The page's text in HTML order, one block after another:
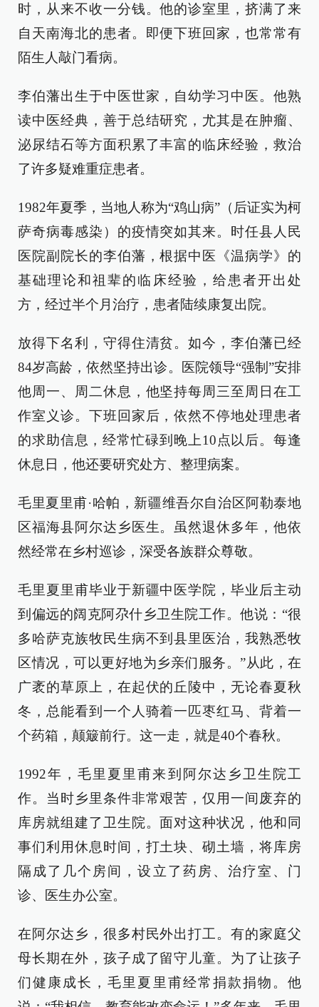
时，从来不收一分钱。他的诊室里，挤满了来
自天南海北的患者。即便下班回家，也常常有
陌生人敲门看病。
李伯藩出生于中医世家，自幼学习中医。他熟
读中医经典，善于总结研究，尤其是在肿瘤、
泌尿结石等方面积累了丰富的临床经验，救治
了许多疑难重症患者。
1982年夏季，当地人称为“鸡山病”（后证实为柯
萨奇病毒感染）的疫情突如其来。时任县人民
医院副院长的李伯藩，根据中医《温病学》的
基础理论和祖辈的临床经验，给患者开出处
方，经过半个月治疗，患者陆续康复出院。
放得下名利，守得住清贫。如今，李伯藩已经
84岁高龄，依然坚持出诊。医院领导“强制”安排
他周一、周二休息，他坚持每周三至周日在工
作室义诊。下班回家后，依然不停地处理患者
的求助信息，经常忙碌到晚上10点以后。每逢
休息日，他还要研究处方、整理病案。
毛里夏里甫·哈帕，新疆维吾尔自治区阿勒泰地
区福海县阿尔达乡医生。虽然退休多年，他依
然经常在乡村巡诊，深受各族群众尊敬。
毛里夏里甫毕业于新疆中医学院，毕业后主动
到偏远的阔克阿尕什乡卫生院工作。他说：“很
多哈萨克族牧民生病不到县里医治，我熟悉牧
区情况，可以更好地为乡亲们服务。”从此，在
广袤的草原上，在起伏的丘陵中，无论春夏秋
冬，总能看到一个人骑着一匹枣红马、背着一
个药箱，颠簸前行。这一走，就是40个春秋。
1992年，毛里夏里甫来到阿尔达乡卫生院工
作。当时乡里条件非常艰苦，仅用一间废弃的
库房就组建了卫生院。面对这种状况，他和同
事们利用休息时间，打土块、砌土墙，将库房
隔成了几个房间，设立了药房、治疗室、门
诊、医生办公室。
在阿尔达乡，很多村民外出打工。有的家庭父
母长期在外，孩子成了留守儿童。为了让孩子
们健康成长，毛里夏里甫经常捐款捐物。他